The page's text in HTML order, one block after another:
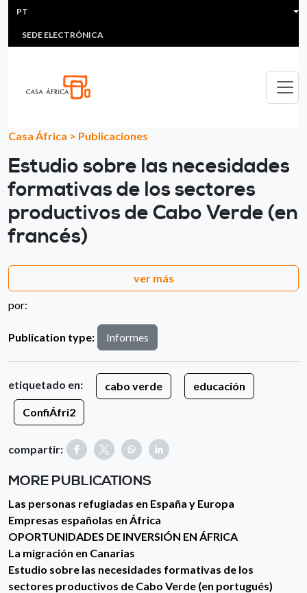
Passar para o conteúdo principal
HEADER MENU
MULTIMEDIA
SEDE ELECTRÓNICA
PT
Casa África > Publicaciones
Estudio sobre las necesidades
formativas de los sectores
productivos de Cabo Verde (en
francés)
ver más
por:
Publication type: Informes
etiquetado en: cabo verde
educación
ConfiÁfri2
compartir:
MORE PUBLICATIONS
Las personas refugiadas en España y Europa
Empresas españolas en África
OPORTUNIDADES DE INVERSIÓN EN ÁFRICA
La migración en Canarias
Estudio sobre las necesidades formativas de los
sectores productivos de Cabo Verde (en portugués)